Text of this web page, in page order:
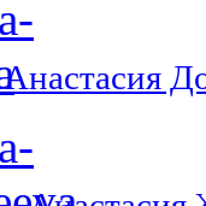
Анастасия